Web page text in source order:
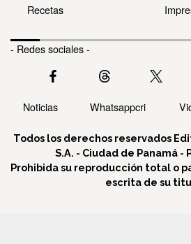
Recetas
- Redes sociales -
Noticias Whatsappcri
Todos los derechos reservados
S.A. - Ciudad de Panamá -
Prohibida su reproducción total o
escrita de su